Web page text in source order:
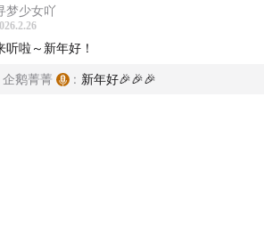
开篇
为什么想聊这个话题
梦少女吖
听啦～新年好！
企鹅菁菁 : 新年好🎉🎉🎉